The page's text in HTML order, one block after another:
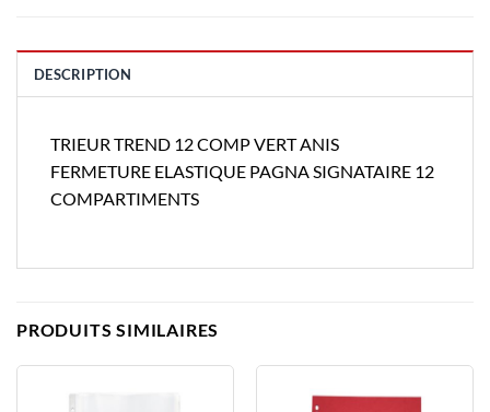
DESCRIPTION
TRIEUR TREND 12 COMP VERT ANIS
FERMETURE ELASTIQUE PAGNA SIGNATAIRE 12
COMPARTIMENTS
PRODUITS SIMILAIRES